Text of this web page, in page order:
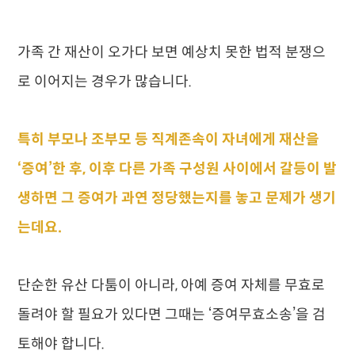
가족 간 재산이 오가다 보면 예상치 못한 법적 분쟁으
로 이어지는 경우가 많습니다.
특히 부모나 조부모 등 직계존속이 자녀에게 재산을
‘증여’한 후, 이후 다른 가족 구성원 사이에서 갈등이 발
생하면 그 증여가 과연 정당했는지를 놓고 문제가 생기
는데요.
단순한 유산 다툼이 아니라, 아예 증여 자체를 무효로
돌려야 할 필요가 있다면 그때는 ‘증여무효소송’을 검
토해야 합니다.